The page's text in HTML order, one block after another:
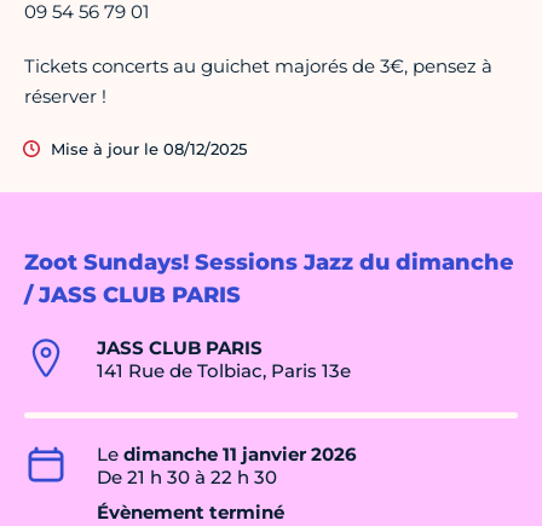
Zoot Sundays! Sessions Jazz du dimanche
/ JASS CLUB PARIS
JASS CLUB PARIS
141 Rue de Tolbiac, Paris 13e
Le dimanche 11 janvier 2026
De 21 h 30 à 22 h 30
Évènement terminé
09 54 56 79 01
Tickets concerts au guichet majorés de 3€, pensez à
réserver !
Mise à jour le 08/12/2025